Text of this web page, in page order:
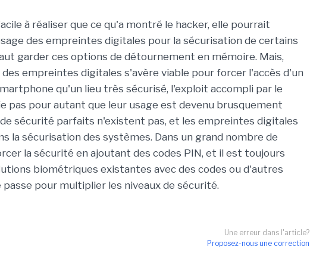
à réaliser que ce qu'a montré le hacker, elle pourrait
des empreintes digitales pour la sécurisation de certains
garder ces options de détournement en mémoire. Mais,
empreintes digitales s'avère viable pour forcer l'accès d'un
qu'un lieu très sécurisé, l'exploit accompli par le
pas pour autant que leur usage est devenu brusquement
sécurité parfaits n'existent pas, et les empreintes digitales
la sécurisation des systèmes. Dans un grand nombre de
la sécurité en ajoutant des codes PIN, et il est toujours
biométriques existantes avec des codes ou d'autres
pour multiplier les niveaux de sécurité.
Une erreur dans l'article?
Proposez-nous une correction